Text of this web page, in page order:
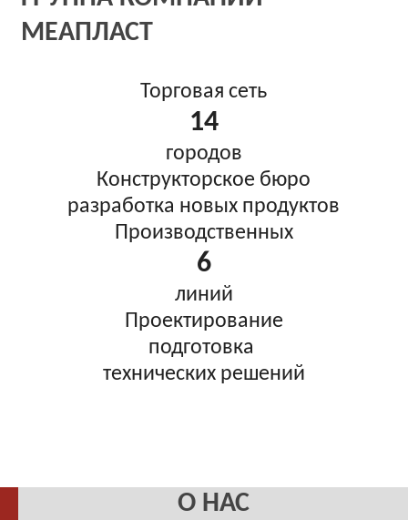
МЕАПЛАСТ
Торговая сеть
14
городов
Конструкторское бюро
разработка новых продуктов
Производственных
6
линий
Проектирование
подготовка
технических решений
О НАС